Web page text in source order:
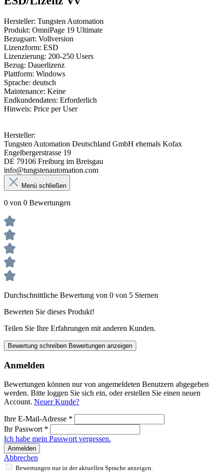
Hersteller: Tungsten Automation
Produkt: OmniPage 19 Ultimate
Bezugsart: Vollversion
Lizenzform: ESD
Lizenzierung: 200-250 Users
Bezug: Dauerlizenz
Plattform: Windows
Sprache: deutsch
Maintenance: Keine
Endkundendaten: Erforderlich
Hinweis: Price per User
Hersteller:
Tungsten Automation Deutschland GmbH ehemals Kofax
Engelbergerstrasse 19
DE 79106 Freiburg im Breisgau
info@tungstenautomation.com
Menü schließen
0 von 0 Bewertungen
Durchschnittliche Bewertung von 0 von 5 Sternen
Bewerten Sie dieses Produkt!
Teilen Sie Ihre Erfahrungen mit anderen Kunden.
Bewertung schreiben Bewertungen anzeigen
Anmelden
Bewertungen können nur von angemeldeten Benutzern abgegeben
werden. Bitte loggen Sie sich ein, oder erstellen Sie einen neuen
Account. Neuer Kunde?
Ihre E-Mail-Adresse *
Ihr Passwort *
Ich habe mein Passwort vergessen.
Anmelden
Abbrechen
Bewertungen nur in der aktuellen Sprache anzeigen.